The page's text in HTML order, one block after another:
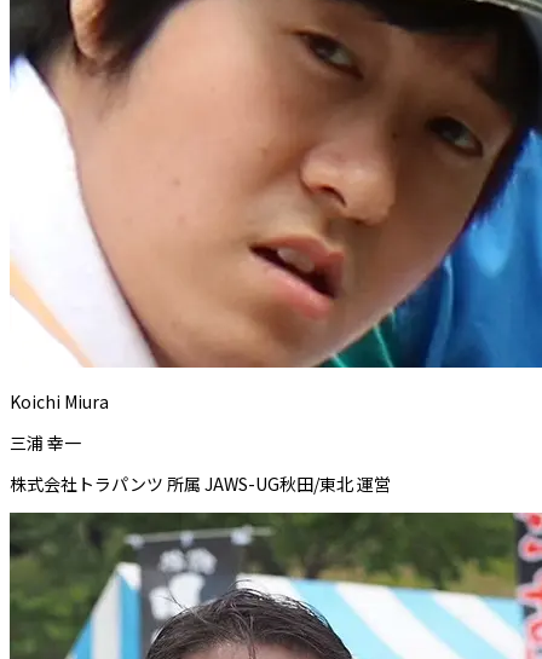
Koichi Miura
三浦 幸一
株式会社トラパンツ 所属 JAWS-UG秋田/東北 運営